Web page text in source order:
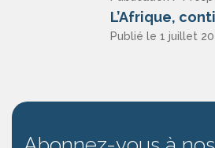
Publié le 1 juillet